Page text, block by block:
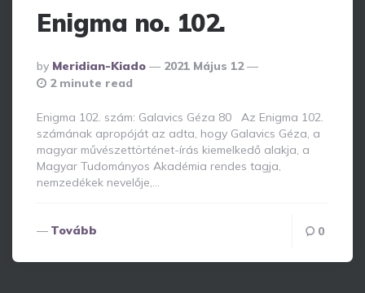
Enigma no. 102.
Posted
By
By Meridian-Kiado
2021 Május 12
2 minute read
Enigma 102. szám: Galavics Géza 80 Az Enigma 102.
számának apropóját az adta, hogy Galavics Géza, a
magyar művészettörténet-írás kiemelkedő alakja, a
Magyar Tudományos Akadémia rendes tagja,
nemzedékek nevelője,…
Tovább 0